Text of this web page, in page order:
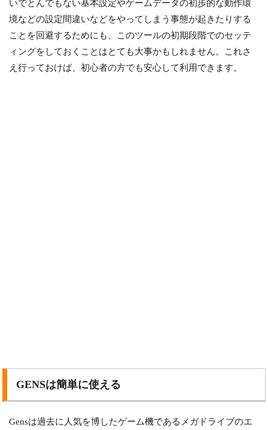
いでとんでもない基本設定やゲームデータの初歩的な動作環
境などの設定間違いなどをやってしまう事態が起きたりする
ことを回避するためにも、このツールの初期段階でのセッテ
ィングをしておくことはとても大事かもしれません。これさ
え行っておけば、初心者の方でも安心して利用できます。
GENSは簡単に使える
Gensは過去に人気を博したゲーム機であるメガドライブのエ